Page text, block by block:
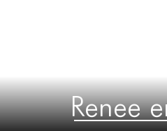
Renee